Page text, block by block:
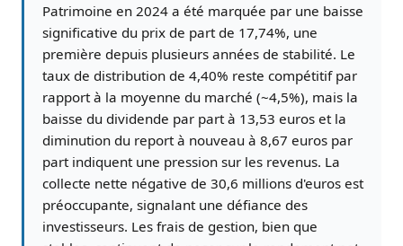
Patrimoine en 2024 a été marquée par une baisse
significative du prix de part de 17,74%, une
première depuis plusieurs années de stabilité. Le
taux de distribution de 4,40% reste compétitif par
rapport à la moyenne du marché (~4,5%), mais la
baisse du dividende par part à 13,53 euros et la
diminution du report à nouveau à 8,67 euros par
part indiquent une pression sur les revenus. La
collecte nette négative de 30,6 millions d'euros est
préoccupante, signalant une défiance des
investisseurs. Les frais de gestion, bien que